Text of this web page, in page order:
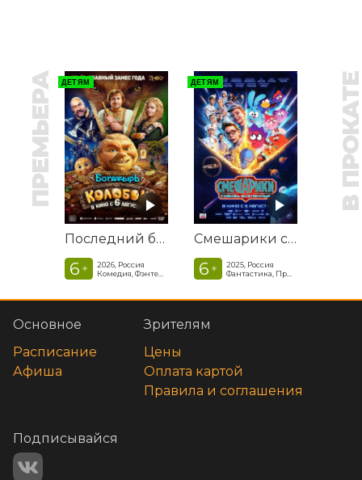
ПРЕМЬЕРА ДЕТЯМ
Последний богатырь. Колобок
6 +
2026, Россия
ДЕТЯМ
Смешарики сквозь вселенные
6 +
2025, Россия
В
Основное
Расписание
Афиша
Зрителям
Цены
Оплата картой
Правила и соглашения
Подписывайся